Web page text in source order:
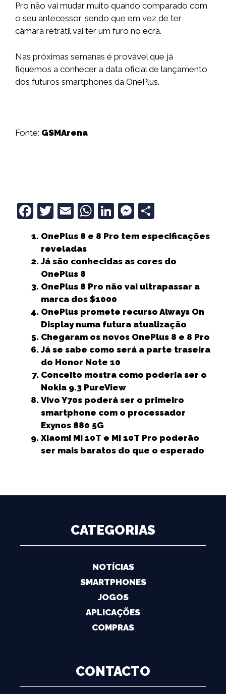
Pro não vai mudar muito quando comparado com
o seu antecessor, sendo que em vez de ter
câmara retrátil vai ter um furo no ecrã.
Nas próximas semanas é provável que já
fiquemos a conhecer a data oficial de lançamento
dos futuros smartphones da OnePlus.
Fonte: GSMArena
F
c
e
b
o
o
k
T
it
t
e
r
E
ai
l
W
a
ts
p
p
Li
k
e
n
M
ss
e
g
e
r
a
r
OnePlus 8 e 8 Pro tem especificações
reveladas
Já são conhecidas as cores do
OnePlus 8
OnePlus 8 Pro não vai ultrapassar a
marca dos $1000
OnePlus promete recurso Always On
Display numa futura atualização
Chegaram os novos OnePlus 8 e 8 Pro
Já se sabe como será a parte traseira
do Honor Note 10
Conceito mostra como poderia ser o
Nokia 9.3 PureView
Vivo Y70s poderá ser o primeiro
smartphone com o processador
Exynos 880 5G
Xiaomi Mi 10T e Mi 10T Pro poderão
ser mais baratos do que o esperado
CATEGORIAS
NOTÍCIAS
SMARTPHONES
JOGOS
APLICAÇÕES
COMPRAS
CONTACTO